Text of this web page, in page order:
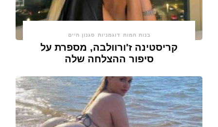
בנות חמות דוגמניות סגנון חיים
קריסטינה ז'ורוולבה, מספרת על
סיפור ההצלחה שלה